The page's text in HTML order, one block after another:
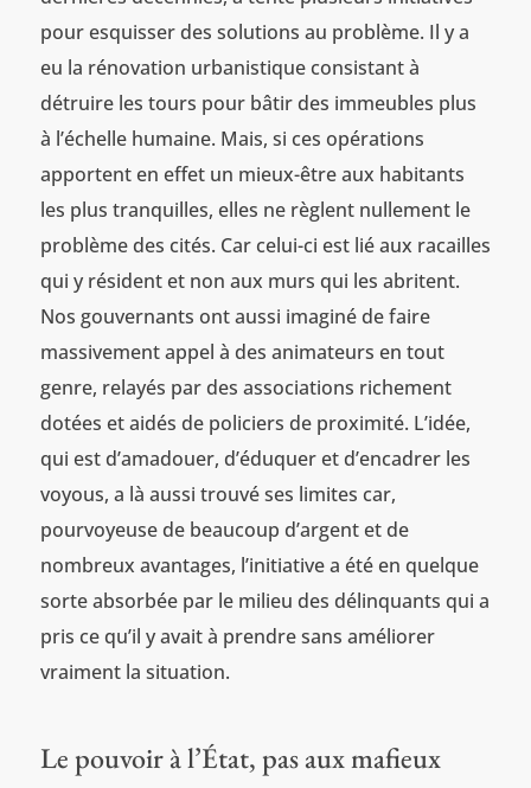
pour esquisser des solutions au problème. Il y a
eu la rénovation urbanistique consistant à
détruire les tours pour bâtir des immeubles plus
à l’échelle humaine. Mais, si ces opérations
apportent en effet un mieux-être aux habitants
les plus tranquilles, elles ne règlent nullement le
problème des cités. Car celui-ci est lié aux racailles
qui y résident et non aux murs qui les abritent.
Nos gouvernants ont aussi imaginé de faire
massivement appel à des animateurs en tout
genre, relayés par des associations richement
dotées et aidés de policiers de proximité. L’idée,
qui est d’amadouer, d’éduquer et d’encadrer les
voyous, a là aussi trouvé ses limites car,
pourvoyeuse de beaucoup d’argent et de
nombreux avantages, l’initiative a été en quelque
sorte absorbée par le milieu des délinquants qui a
pris ce qu’il y avait à prendre sans améliorer
vraiment la situation.
Le pouvoir à l’État, pas aux mafieux